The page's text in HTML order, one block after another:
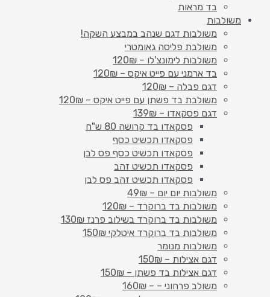
בד מראות
משולבות
משולבות דגם שנהב במבצע השקה!
משולבת פליסה גאומטרי
משולבות לימונצ'לו – 120₪
בד ארמני עם פייט איקס – 120₪
דגם פבלה – 120₪
משולבת בד פשתן עם פייט איקס – 120₪
דגם פסקאדו – 139₪
פסקאדו בד קרושה 80 ש"ח
פסקאדו תכשיט כסף
פסקאדו תכשיט כסף פס לבן
פסקאדו תכשיט זהב
פסקאדו תכשיט זהב פס לבן
משולבות יום יום – 49₪
משולבות בד ברוקרד – 120₪
משולבות בד ברוקרד בשילוב פרנז 130₪
משולבות בד ברוקרד איטלקי 150₪
משולבות מנומר
דגם אצילות – 150₪
דגם אצילות בד פשתן – 150₪
משולב פרחוני – – 160₪